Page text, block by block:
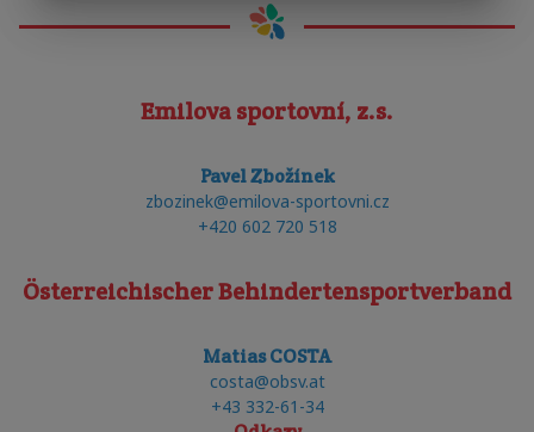
Emilova sportovní, z.s.
Pavel Zbožínek
zbozinek@emilova-sportovni.cz
+420 602 720 518
Österreichischer Behindertensportverband
Matias COSTA
costa@obsv.at
+43 332-61-34